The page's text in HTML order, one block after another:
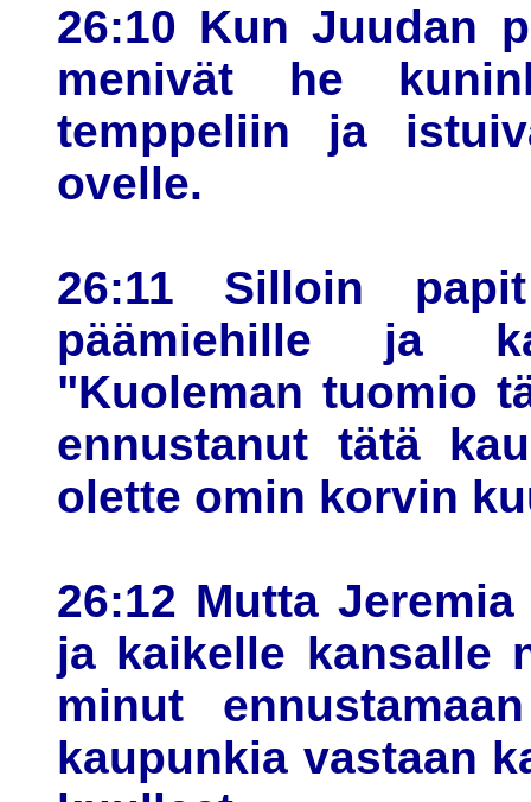
26:10 Kun Juudan
menivät he
temppeliin ja
ovelle.
26:11 Silloin
päämiehille ja
"Kuoleman tuomio
ennustanut tätä
olette omin korvin
26:12 Mutta
ja kaikelle kansalle
minut
kaupunkia vastaan